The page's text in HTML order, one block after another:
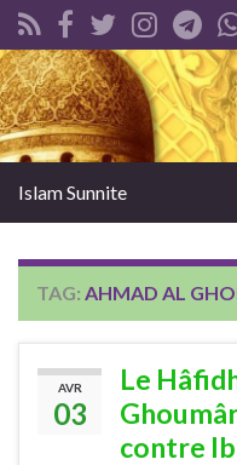
Search for:
Islam Sunnite
TAG: AHMAD AL
AVR
03
Le
contre